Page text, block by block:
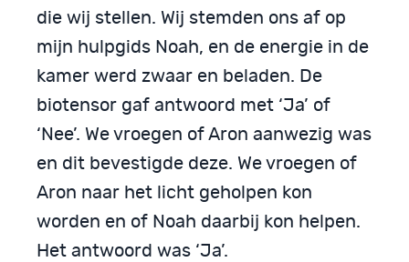
die wij stellen. Wij stemden ons af op
mijn hulpgids Noah, en de energie in de
kamer werd zwaar en beladen. De
biotensor gaf antwoord met ‘Ja’ of
‘Nee’. We vroegen of Aron aanwezig was
en dit bevestigde deze. We vroegen of
Aron naar het licht geholpen kon
worden en of Noah daarbij kon helpen.
Het antwoord was ‘Ja’.